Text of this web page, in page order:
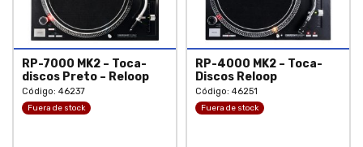
RP-7000 MK2 – Toca-
discos Preto – Reloop
Código: 46237
Fuera de stock
RP-4000 MK2 – Toca-
Discos Reloop
Código: 46251
Fuera de stock